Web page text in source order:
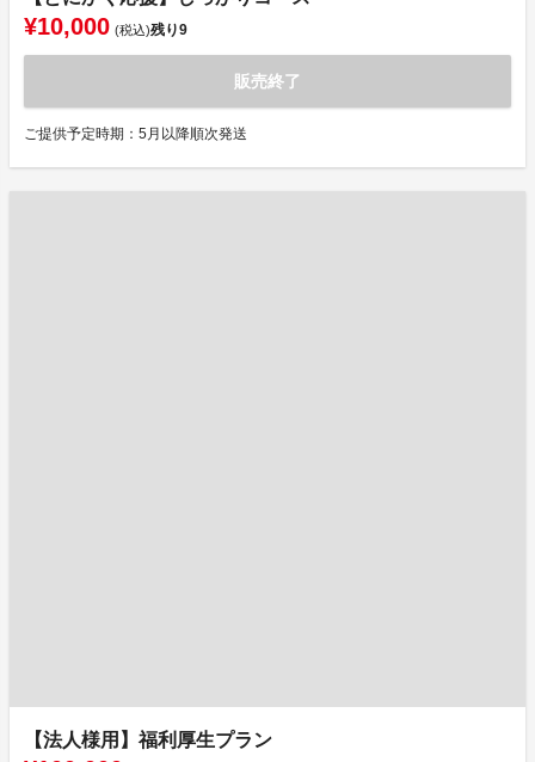
¥10,000 (税込)残り9
販売終了
ご提供予定時期：5月以降順次発送
【法人様用】福利厚生プラン